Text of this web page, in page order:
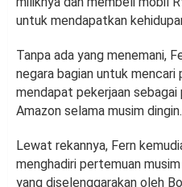
untuk mendapatkan
Tanpa ada yang menemani,
negara bagian untuk mencari
mendapat pekerjaan sebagai
Amazon selama musim dingin.
Lewat rekannya, Fern
menghadiri pertemuan
yang diselenggarakan oleh